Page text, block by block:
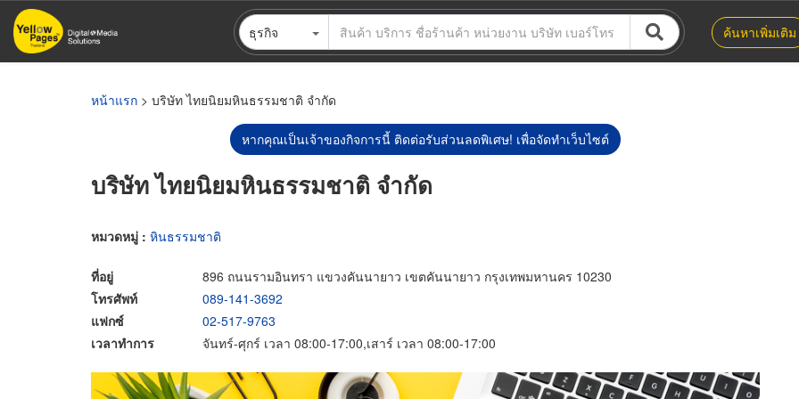
ข้าม
ไป
ธุรกิจ ค้นหาเพิ่มเติม
หน้าแรก > บริษัท ไทยนิยมหินธรรมชาติ จำกัด
หากคุณเป็นเจ้าของกิจการนี้ ติดต่อรับส่วนลดพิเศษ! เพื่อจัดทำเว็บไซต์
บริษัท ไทยนิยมหินธรรมชาติ จำกัด
หมวดหมู่ : หินธรรมชาติ
ที่อยู่
896 ถนนรามอินทรา แขวงคันนายาว เขตคันนายาว กรุงเทพมหานคร 10230
โทรศัพท์
089-141-3692
แฟกซ์
02-517-9763
เวลาทำการ
จันทร์-ศุกร์ เวลา 08:00-17:00,เสาร์ เวลา 08:00-17:00